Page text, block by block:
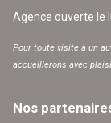
Agence ouverte le
Pour toute visite à un
accueillerons avec
Nos